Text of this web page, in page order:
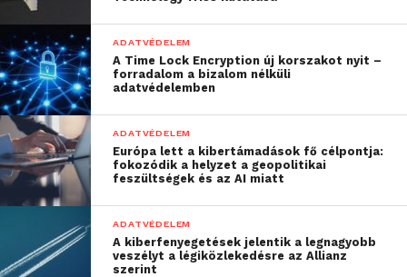
ADATVÉDELEM
A Time Lock Encryption új korszakot nyit –
forradalom a bizalom nélküli
adatvédelemben
ADATVÉDELEM
Európa lett a kibertámadások fő célpontja:
fokozódik a helyzet a geopolitikai
feszültségek és az AI miatt
ADATVÉDELEM
A kiberfenyegetések jelentik a legnagyobb
veszélyt a légiközlekedésre az Allianz
szerint